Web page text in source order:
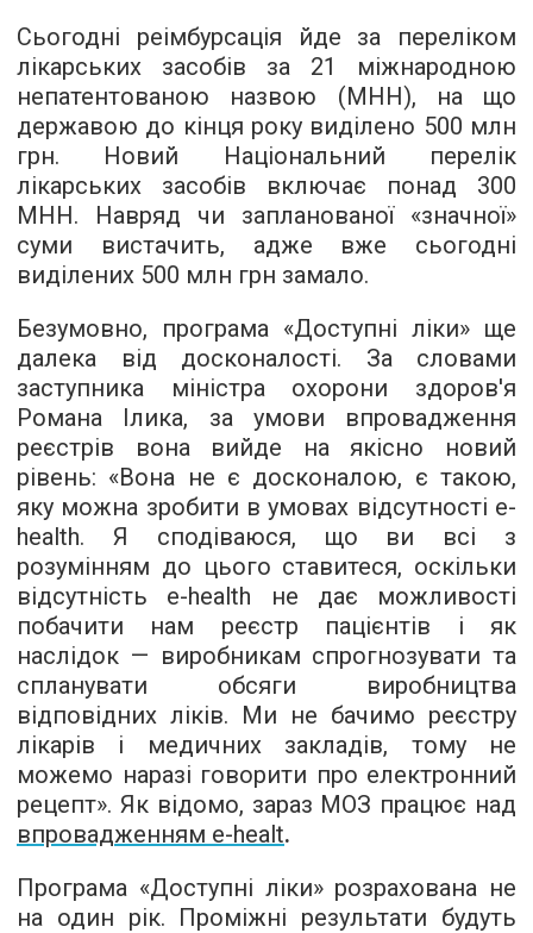
Сьогодні реімбурсація йде за переліком
лікарських засобів за 21 міжнародною
непатентованою назвою (МНН), на що
державою до кінця року виділено 500 млн
грн. Новий Національний перелік
лікарських засобів включає понад 300
МНН. Навряд чи запланованої «значної»
суми вистачить, адже вже сьогодні
виділених 500 млн грн замало.
Безумовно, програма «Доступні ліки» ще
далека від досконалості. За словами
заступника міністра охорони здоров'я
Романа Ілика, за умови впровадження
реєстрів вона вийде на якісно новий
рівень: «Вона не є досконалою, є такою,
яку можна зробити в умовах відсутності e-
health. Я сподіваюся, що ви всі з
розумінням до цього ставитеся, оскільки
відсутність e-health не дає можливості
побачити нам реєстр пацієнтів і як
наслідок — виробникам спрогнозувати та
спланувати обсяги виробництва
відповідних ліків. Ми не бачимо реєстру
лікарів і медичних закладів, тому не
можемо наразі говорити про електронний
рецепт». Як відомо, зараз МОЗ працює над
впровадженням е-healt.
Програма «Доступні ліки» розрахована не
на один рік. Проміжні результати будуть